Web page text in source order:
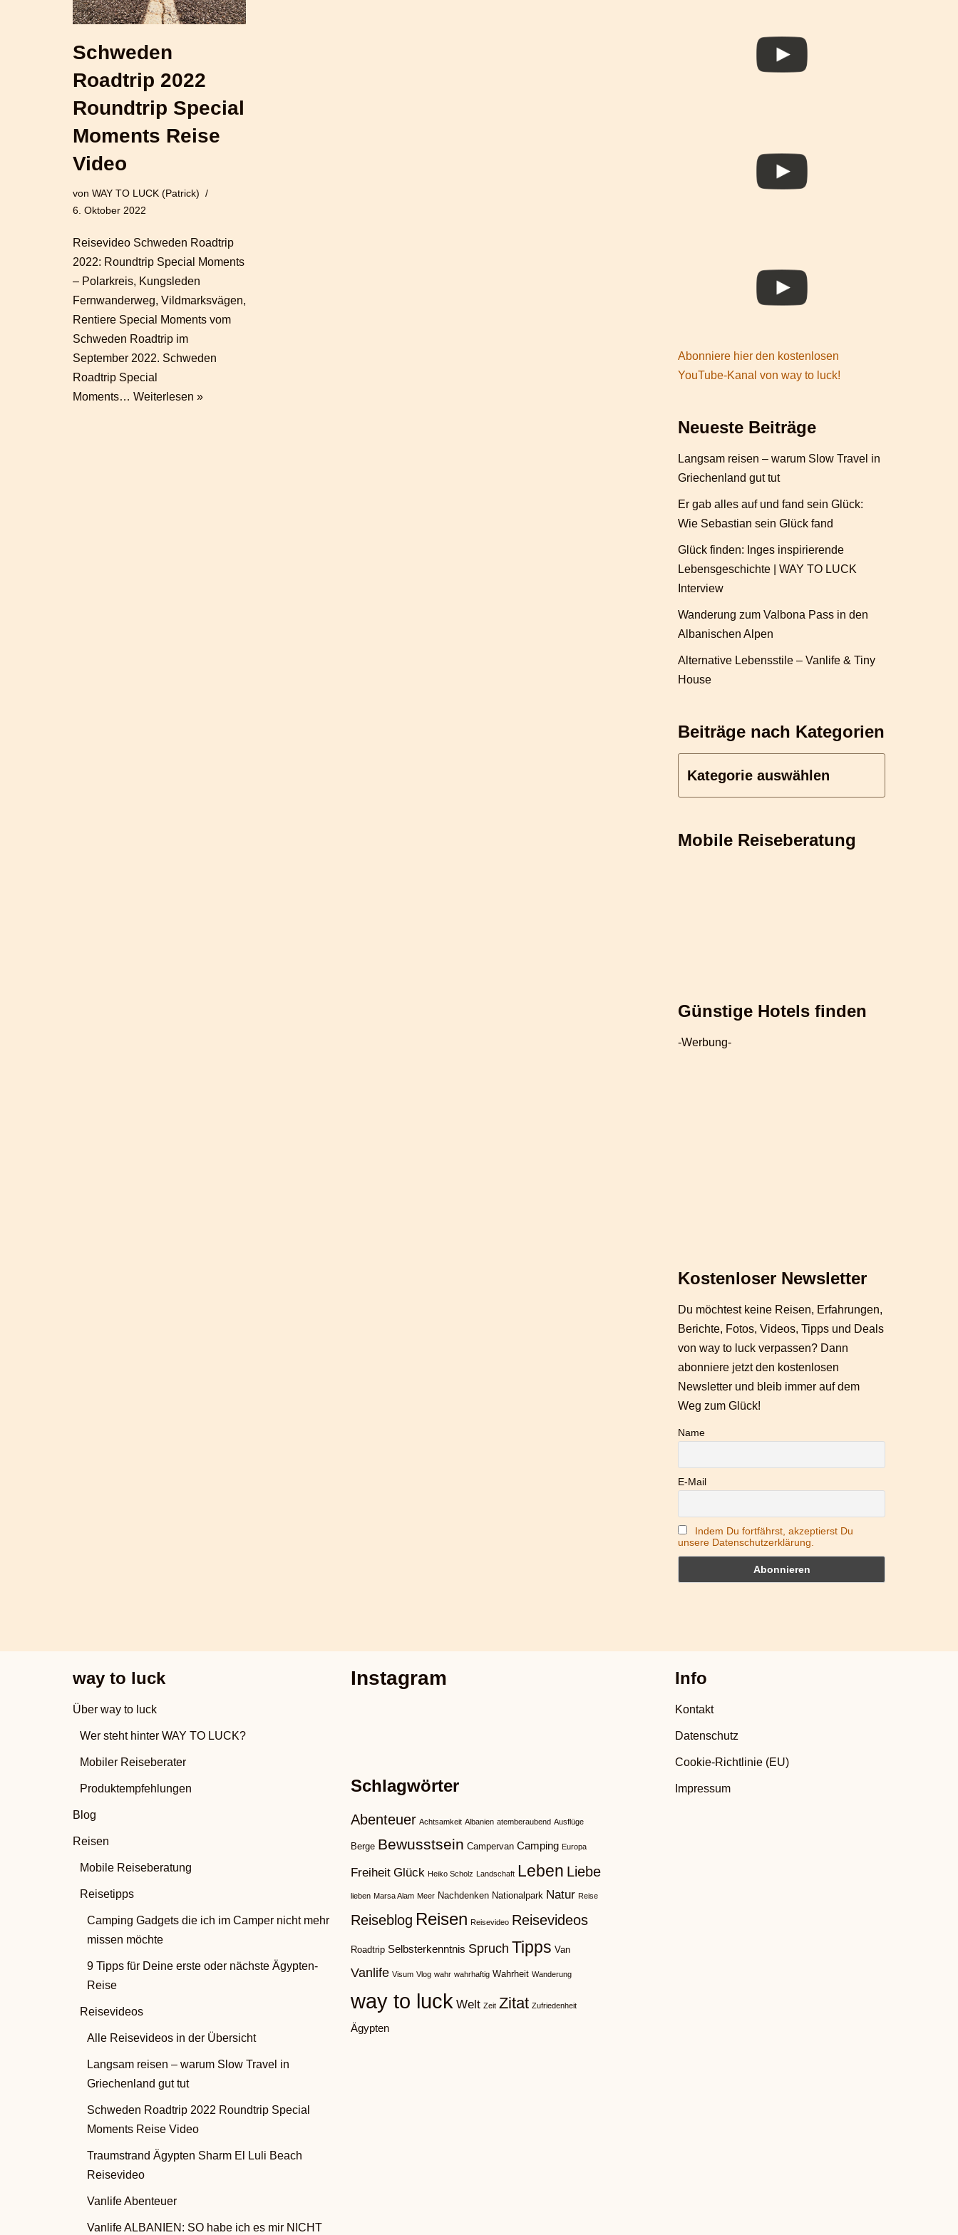
Schweden
Roadtrip 2022
Roundtrip Special
Moments Reise
Video
von WAY TO LUCK (Patrick)
6. Oktober 2022
Reisevideo Schweden Roadtrip
2022: Roundtrip Special Moments
– Polarkreis, Kungsleden
Fernwanderweg, Vildmarksvägen,
Rentiere Special Moments vom
Schweden Roadtrip im
September 2022. Schweden
Roadtrip Special
Moments… Weiterlesen »
Abonniere hier den kostenlosen
YouTube-Kanal von way to luck!
Neueste Beiträge
Langsam reisen – warum Slow Travel in
Griechenland gut tut
Er gab alles auf und fand sein Glück:
Wie Sebastian sein Glück fand
Glück finden: Inges inspirierende
Lebensgeschichte | WAY TO LUCK
Interview
Wanderung zum Valbona Pass in den
Albanischen Alpen
Alternative Lebensstile – Vanlife & Tiny
House
Beiträge nach Kategorien
Mobile Reiseberatung
Günstige Hotels finden
-Werbung-
Kostenloser Newsletter
Du möchtest keine Reisen, Erfahrungen,
Berichte, Fotos, Videos, Tipps und Deals
von way to luck verpassen? Dann
abonniere jetzt den kostenlosen
Newsletter und bleib immer auf dem
Weg zum Glück!
Name
E-Mail
Indem Du fortfährst, akzeptierst Du
unsere Datenschutzerklärung.
way to luck
Über way to luck
Wer steht hinter WAY TO LUCK?
Mobiler Reiseberater
Produktempfehlungen
Blog
Reisen
Mobile Reiseberatung
Reisetipps
Camping Gadgets die ich im Camper nicht mehr
missen möchte
9 Tipps für Deine erste oder nächste Ägypten-
Reise
Reisevideos
Alle Reisevideos in der Übersicht
Langsam reisen – warum Slow Travel in
Griechenland gut tut
Schweden Roadtrip 2022 Roundtrip Special
Moments Reise Video
Traumstrand Ägypten Sharm El Luli Beach
Reisevideo
Vanlife Abenteuer
Vanlife ALBANIEN: SO habe ich es mir NICHT
Instagram
Schlagwörter
Abenteuer Achtsamkeit Albanien atemberaubend Ausflüge
Berge Bewusstsein Campervan Camping Europa
Freiheit Glück Heiko Scholz Landschaft Leben Liebe
lieben Marsa Alam Meer Nachdenken Nationalpark Natur Reise
Reiseblog Reisen Reisevideo Reisevideos
Roadtrip Selbsterkenntnis Spruch Tipps Van
Vanlife Visum Vlog wahr wahrhaftig Wahrheit Wanderung
way to luck Welt Zeit Zitat Zufriedenheit
Ägypten
Info
Kontakt
Datenschutz
Cookie-Richtlinie (EU)
Impressum